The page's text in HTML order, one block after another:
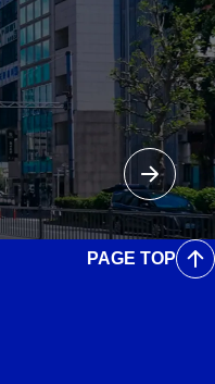
PAGE TOP